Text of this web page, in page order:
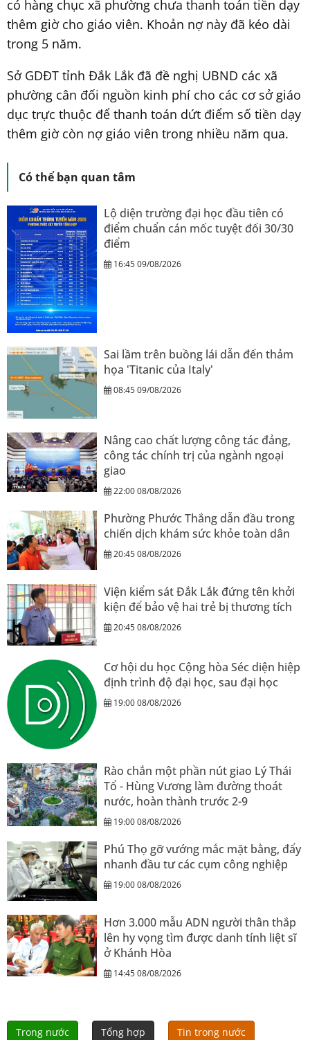
có hàng chục xã phường chưa thanh toán tiền dạy
thêm giờ cho giáo viên. Khoản nợ này đã kéo dài
trong 5 năm.
Sở GDĐT tỉnh Đắk Lắk đã đề nghị UBND các xã
phường cân đối nguồn kinh phí cho các cơ sở giáo
dục trực thuộc để thanh toán dứt điểm số tiền dạy
thêm giờ còn nợ giáo viên trong nhiều năm qua.
Có thể bạn quan tâm
Lộ diện trường đại học đầu tiên có
điểm chuẩn cán mốc tuyệt đối 30/30
điểm
16:45 09/08/2026
Sai lầm trên buồng lái dẫn đến thảm
họa 'Titanic của Italy'
08:45 09/08/2026
Nâng cao chất lượng công tác đảng,
công tác chính trị của ngành ngoại
giao
22:00 08/08/2026
Phường Phước Thắng dẫn đầu trong
chiến dịch khám sức khỏe toàn dân
20:45 08/08/2026
Viện kiểm sát Đắk Lắk đứng tên khởi
kiện để bảo vệ hai trẻ bị thương tích
20:45 08/08/2026
Cơ hội du học Cộng hòa Séc diện hiệp
định trình độ đại học, sau đại học
19:00 08/08/2026
Rào chắn một phần nút giao Lý Thái
Tổ - Hùng Vương làm đường thoát
nước, hoàn thành trước 2-9
19:00 08/08/2026
Phú Thọ gỡ vướng mắc mặt bằng, đẩy
nhanh đầu tư các cụm công nghiệp
19:00 08/08/2026
Hơn 3.000 mẫu ADN người thân thắp
lên hy vọng tìm được danh tính liệt sĩ
ở Khánh Hòa
14:45 08/08/2026
Trong nước Tổng hợp Tin trong nước